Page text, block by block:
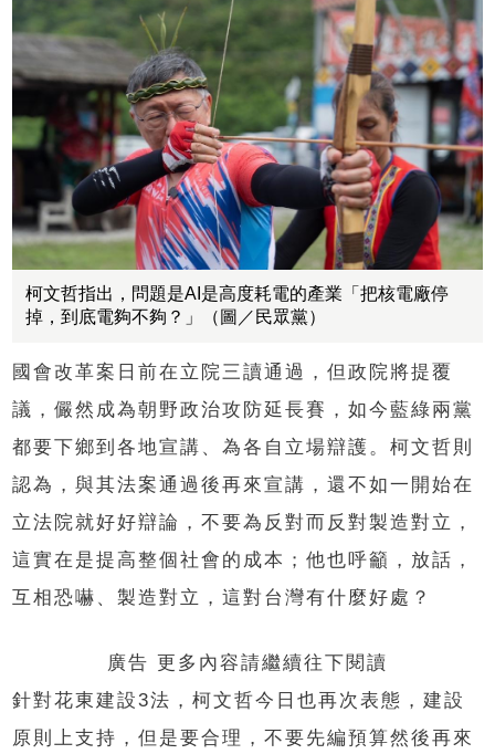
柯文哲指出，問題是AI是高度耗電的產業「把核電廠停
掉，到底電夠不夠？」（圖／民眾黨）
國會改革案日前在立院三讀通過，但政院將提覆
議，儼然成為朝野政治攻防延長賽，如今藍綠兩黨
都要下鄉到各地宣講、為各自立場辯護。柯文哲則
認為，與其法案通過後再來宣講，還不如一開始在
立法院就好好辯論，不要為反對而反對製造對立，
這實在是提高整個社會的成本；他也呼籲，放話，
互相恐嚇、製造對立，這對台灣有什麼好處？
廣告 更多內容請繼續往下閱讀
針對花東建設3法，柯文哲今日也再次表態，建設
原則上支持，但是要合理，不要先編預算然後再來